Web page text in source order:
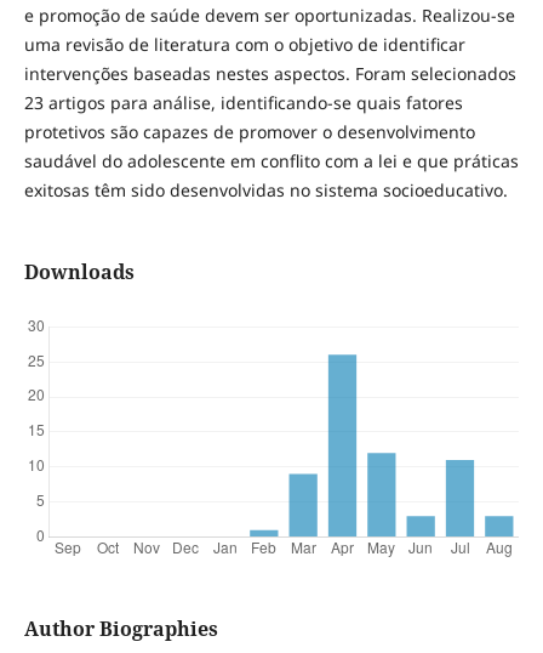
e promoção de saúde devem ser oportunizadas. Realizou-se
uma revisão de literatura com o objetivo de identificar
intervenções baseadas nestes aspectos. Foram selecionados
23 artigos para análise, identificando-se quais fatores
protetivos são capazes de promover o desenvolvimento
saudável do adolescente em conflito com a lei e que práticas
exitosas têm sido desenvolvidas no sistema socioeducativo.
Downloads
Author Biographies